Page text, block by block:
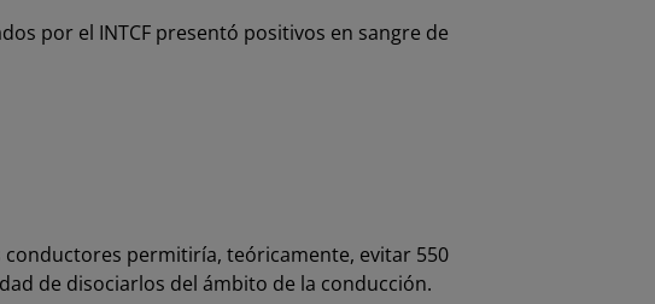
por el INTCF presentó positivos en sangre de
permitiría, teóricamente, evitar 550
de disociarlos del ámbito de la conducción.